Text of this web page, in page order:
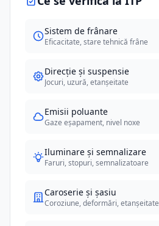
Sistem de frânare
Eficacitate, stare tehnică frâne
Direcție și suspensie
Jocuri, uzură, etanșeitate
Emisii poluante
Gaze eșapament, nivel noxe
Iluminare și semnalizare
Faruri, stopuri, semnalizatoare
Caroserie și șasiu
Coroziune, deformări, etanșeitate